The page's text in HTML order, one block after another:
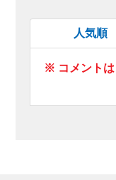
人気順
※ コメントは